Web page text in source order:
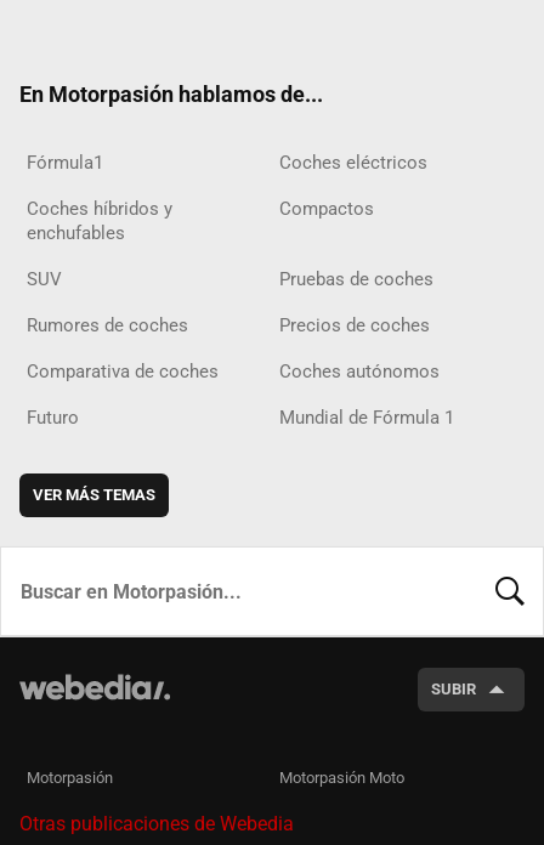
En Motorpasión hablamos de...
Fórmula1 Coches eléctricos
Coches híbridos y
enchufables
Compactos
SUV Pruebas de coches
Rumores de coches Precios de coches
Comparativa de coches Coches autónomos
Futuro Mundial de Fórmula 1
VER MÁS TEMAS
SUBIR
Motorpasión Motorpasión Moto
Otras publicaciones de Webedia